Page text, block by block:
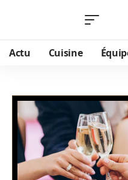
Actu Cuisine